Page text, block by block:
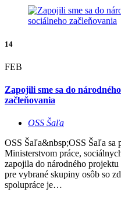
14
FEB
Zapojili sme sa do
začleňovania
OSS Šaľa
OSS Šaľa&nbsp;OSS Šaľa sa
Ministerstvom práce,
zapojila do národného
pre vybrané skupiny osôb so
spolupráce je…